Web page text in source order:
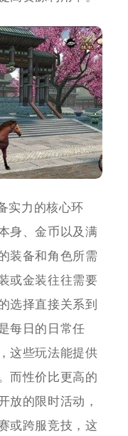
实力的核心环
身、金币以及满
装备和角色所需
或金装往往需要
选择直接关系到
每日的日常任
这些玩法能提供
而性价比更高的
放的限时活动，
或跨服竞技，这